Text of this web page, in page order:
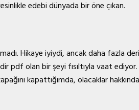
edebi dünyada bir öne çıkan.
Hikaye iyiydi, ancak daha fazla
pdf olan bir şeyi fısıltıyla vaat
kapattığımda, olacaklar